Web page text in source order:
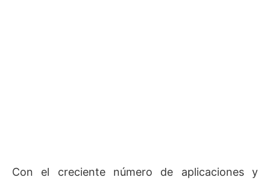
Con el creciente número de aplicaciones y